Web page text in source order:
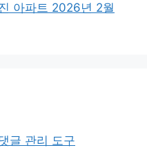
아파트 2026년 2월
글 관리 도구